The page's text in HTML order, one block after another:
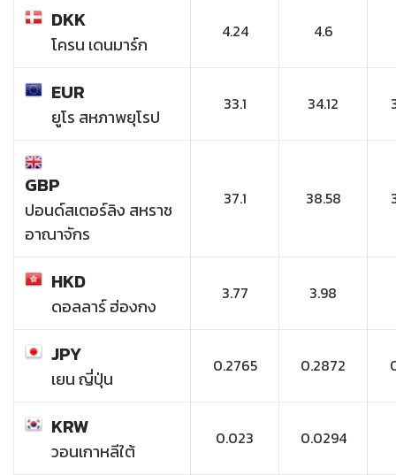
DKK
โครน เดนมาร์ก
4.24 4.6
EUR
ยูโร สหภาพยุโรป
33.1 34.12
GBP
ปอนด์สเตอร์ลิง สหราช
อาณาจักร
37.1 38.58
HKD
ดอลลาร์ ฮ่องกง
3.77 3.98
JPY
เยน ญี่ปุ่น
0.2765 0.2872
KRW
วอนเกาหลีใต้
0.023 0.0294